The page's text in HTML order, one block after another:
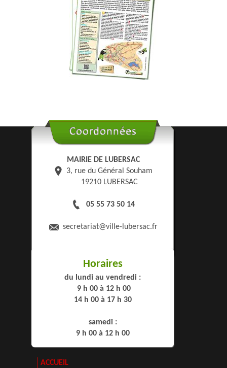
MAIRIE DE LUBERSAC
3, rue du Général Souham
19210 LUBERSAC
05 55 73 50 14
secretariat@ville-lubersac.fr
Horaires
du lundi au vendredi :
9 h 00 à 12 h 00
14 h 00 à 17 h 30
samedi :
9 h 00 à 12 h 00
ACCUEIL